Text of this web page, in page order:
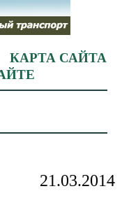
КАРТА САЙТА
21.03.2014